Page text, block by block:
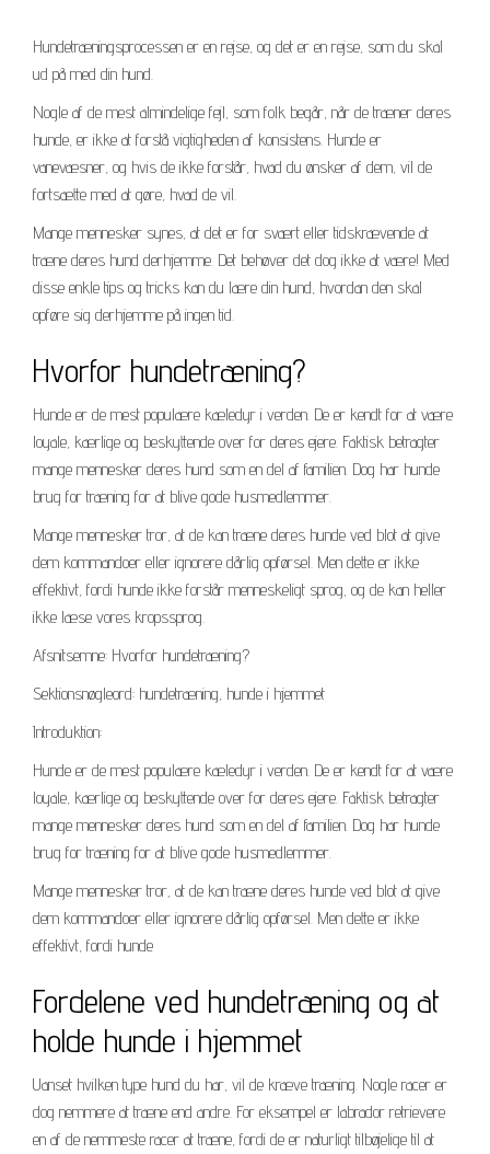
Hundetræningsprocessen er en rejse, og det er en rejse, som du skal
ud på med din hund.
Nogle af de mest almindelige fejl, som folk begår, når de træner deres
hunde, er ikke at forstå vigtigheden af konsistens. Hunde er
vanevæsner, og hvis de ikke forstår, hvad du ønsker af dem, vil de
fortsætte med at gøre, hvad de vil.
Mange mennesker synes, at det er for svært eller tidskrævende at
træne deres hund derhjemme. Det behøver det dog ikke at være! Med
disse enkle tips og tricks kan du lære din hund, hvordan den skal
opføre sig derhjemme på ingen tid.
Hvorfor hundetræning?
Hunde er de mest populære kæledyr i verden. De er kendt for at være
loyale, kærlige og beskyttende over for deres ejere. Faktisk betragter
mange mennesker deres hund som en del af familien. Dog har hunde
brug for træning for at blive gode husmedlemmer.
Mange mennesker tror, at de kan træne deres hunde ved blot at give
dem kommandoer eller ignorere dårlig opførsel. Men dette er ikke
effektivt, fordi hunde ikke forstår menneskeligt sprog, og de kan heller
ikke læse vores kropssprog.
Afsnitsemne: Hvorfor hundetræning?
Sektionsnøgleord: hundetræning, hunde i hjemmet
Introduktion:
Hunde er de mest populære kæledyr i verden. De er kendt for at være
loyale, kærlige og beskyttende over for deres ejere. Faktisk betragter
mange mennesker deres hund som en del af familien. Dog har hunde
brug for træning for at blive gode husmedlemmer.
Mange mennesker tror, at de kan træne deres hunde ved blot at give
dem kommandoer eller ignorere dårlig opførsel. Men dette er ikke
effektivt, fordi hunde
Fordelene ved hundetræning og at
holde hunde i hjemmet
Uanset hvilken type hund du har, vil de kræve træning. Nogle racer er
dog nemmere at træne end andre. For eksempel er labrador retrievere
en af de nemmeste racer at træne, fordi de er naturligt tilbøjelige til at